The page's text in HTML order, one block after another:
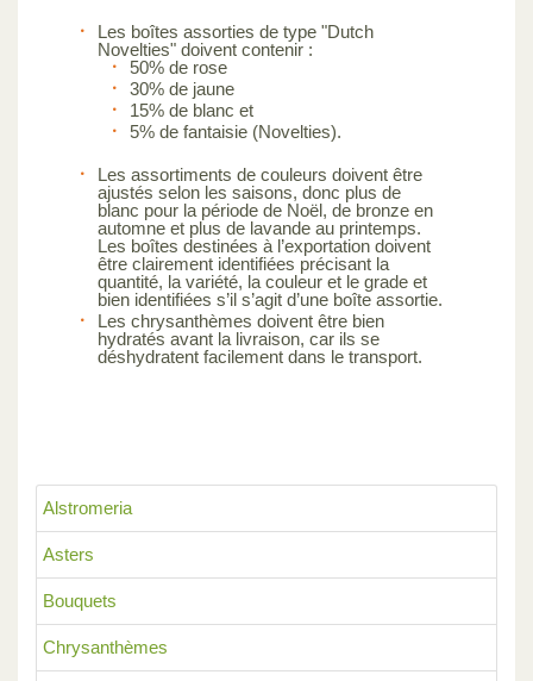
Alstromeria
Asters
Bouquets
Chrysanthèmes
Les boîtes assorties de type "Dutch
Novelties" doivent contenir :
50% de rose
30% de jaune
15% de blanc et
5% de fantaisie (Novelties).
Les assortiments de couleurs doivent être
ajustés selon les saisons, donc plus de
blanc pour la période de Noël, de bronze en
automne et plus de lavande au printemps.
Les boîtes destinées à l’exportation doivent
être clairement identifiées précisant la
quantité, la variété, la couleur et le grade et
bien identifiées s’il s’agit d’une boîte assortie.
Les chrysanthèmes doivent être bien
hydratés avant la livraison, car ils se
déshydratent facilement dans le transport.